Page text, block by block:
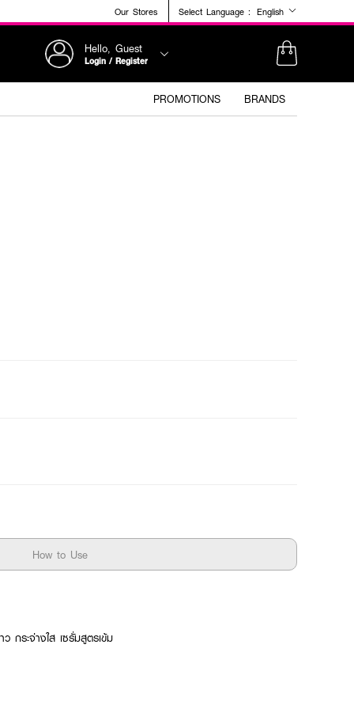
Our Stores Select Language : English
Hello, Guest
Login / Register
PROMOTIONS BRANDS
How to Use
กระจ่างใส เซรั่มสูตรเข้ม